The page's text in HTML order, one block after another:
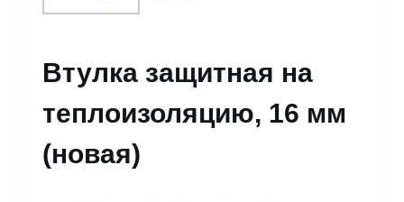
Втулка защитная на
теплоизоляцию, 16 мм
(новая)